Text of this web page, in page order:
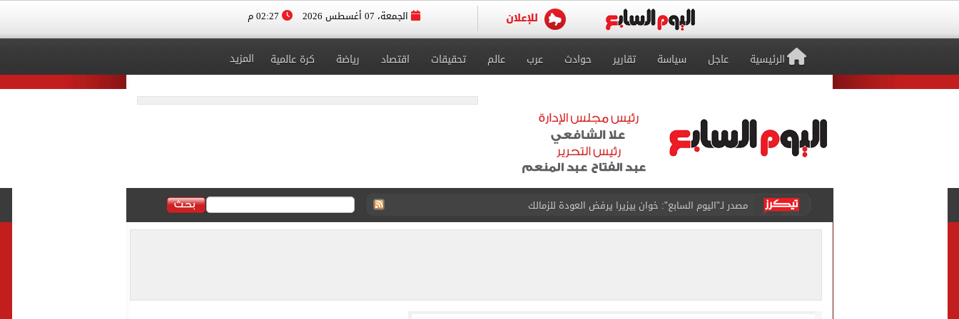
الجمعة، 07 أغسطس 2026
الرئيسية عاجل سياسة تقارير حوادث عرب عالم تحقيقات اقتصاد رياضة كرة عالمية المزيد
بوتين يخطط لهجوم بري على دول الناتو.. ماذا سيفعل؟
هانز فليك يكافئ حمزة عبد الكريم بقرار جديد فى برشلونة
أين يصلي محمد صلاح الجمعة فى تركيا؟.. صحيفة تركية تكشف التفاصيل